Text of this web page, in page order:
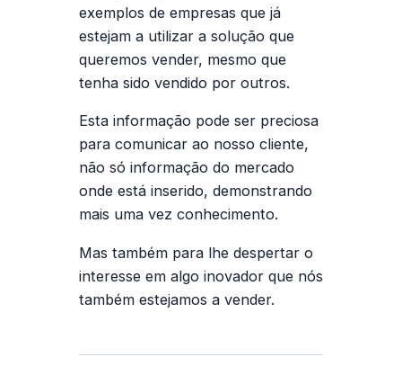
exemplos de empresas que já
estejam a utilizar a solução que
queremos vender, mesmo que
tenha sido vendido por outros.
Esta informação pode ser preciosa
para comunicar ao nosso cliente,
não só informação do mercado
onde está inserido, demonstrando
mais uma vez conhecimento.
Mas também para lhe despertar o
interesse em algo inovador que nós
também estejamos a vender.